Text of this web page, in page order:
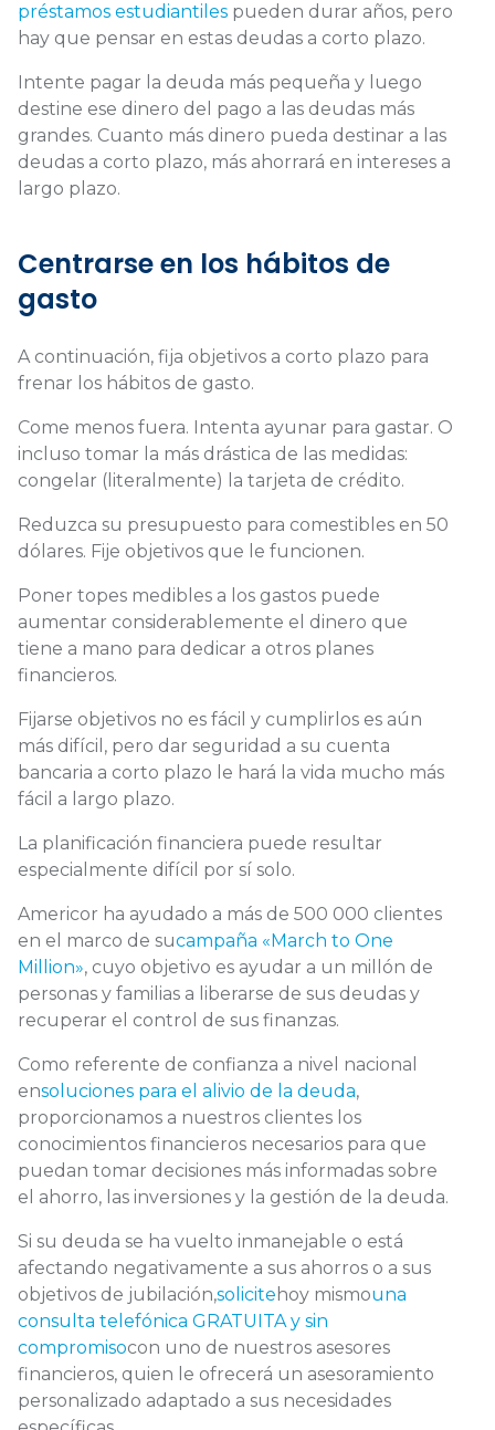
préstamos estudiantiles pueden durar años, pero
hay que pensar en estas deudas a corto plazo.
Intente pagar la deuda más pequeña y luego
destine ese dinero del pago a las deudas más
grandes. Cuanto más dinero pueda destinar a las
deudas a corto plazo, más ahorrará en intereses a
largo plazo.
Centrarse en los hábitos de
gasto
A continuación, fija objetivos a corto plazo para
frenar los hábitos de gasto.
Come menos fuera. Intenta ayunar para gastar. O
incluso tomar la más drástica de las medidas:
congelar (literalmente) la tarjeta de crédito.
Reduzca su presupuesto para comestibles en 50
dólares. Fije objetivos que le funcionen.
Poner topes medibles a los gastos puede
aumentar considerablemente el dinero que
tiene a mano para dedicar a otros planes
financieros.
Fijarse objetivos no es fácil y cumplirlos es aún
más difícil, pero dar seguridad a su cuenta
bancaria a corto plazo le hará la vida mucho más
fácil a largo plazo.
La planificación financiera puede resultar
especialmente difícil por sí solo.
Americor ha ayudado a más de 500 000 clientes
en el marco de sucampaña «March to One
Million», cuyo objetivo es ayudar a un millón de
personas y familias a liberarse de sus deudas y
recuperar el control de sus finanzas.
Como referente de confianza a nivel nacional
ensoluciones para el alivio de la deuda,
proporcionamos a nuestros clientes los
conocimientos financieros necesarios para que
puedan tomar decisiones más informadas sobre
el ahorro, las inversiones y la gestión de la deuda.
Si su deuda se ha vuelto inmanejable o está
afectando negativamente a sus ahorros o a sus
objetivos de jubilación,solicite hoy mismouna
consulta telefónica GRATUITA y sin
compromisocon uno de nuestros asesores
financieros, quien le ofrecerá un asesoramiento
personalizado adaptado a sus necesidades